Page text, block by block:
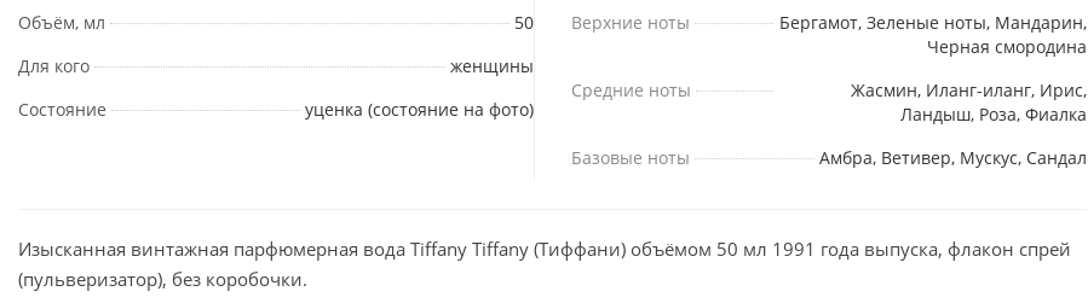
Объём, мл
50
Для кого
женщины
Состояние
уценка (состояние на фото)
Верхние ноты
Бергамот, Зеленые ноты, Мандарин,
Черная смородина
Средние ноты
Жасмин, Иланг-иланг, Ирис,
Ландыш, Роза, Фиалка
Базовые ноты
Амбра, Ветивер, Мускус, Сандал
Изысканная винтажная парфюмерная вода Tiffany Tiffany (Тиффани) объёмом 50 мл 1991 года выпуска, флакон спрей
(пульверизатор), без коробочки.